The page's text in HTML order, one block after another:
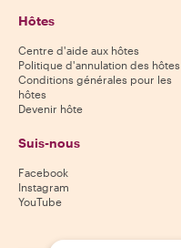
Hôtes
Centre d'aide aux hôtes
Politique d'annulation des hôtes
Conditions générales pour les
hôtes
Devenir hôte
Suis-nous
Facebook
Instagram
YouTube